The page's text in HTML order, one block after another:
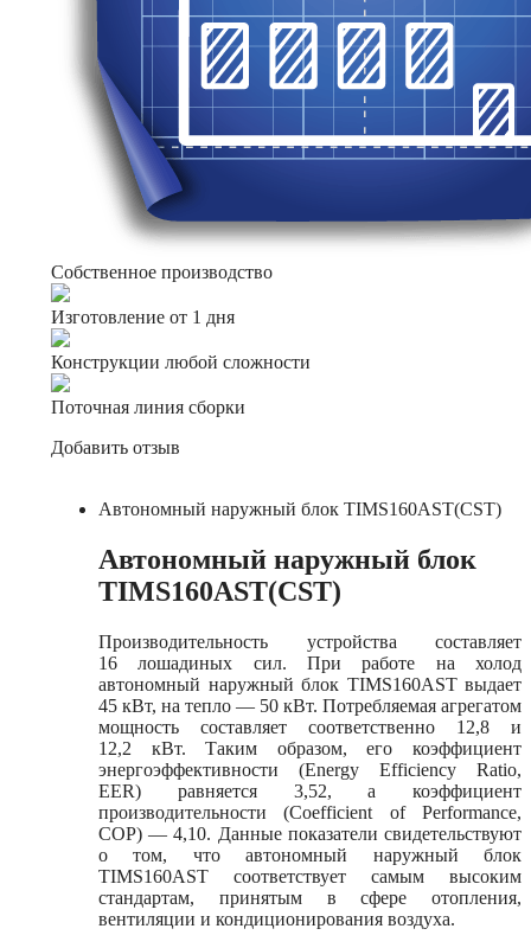
Собственное производство
Изготовление от 1 дня
Конструкции любой сложности
Поточная линия сборки
Добавить отзыв
Автономный наружный блок TIMS160AST(CST)
Автономный наружный блок
TIMS160AST(CST)
Производительность устройства составляет
16 лошадиных сил. При работе на холод
автономный наружный блок TIMS160AST выдает
45 кВт, на тепло — 50 кВт. Потребляемая агрегатом
мощность составляет соответственно 12,8 и
12,2 кВт. Таким образом, его коэффициент
энергоэффективности (Energy Efficiency Ratio,
EER) равняется 3,52, а коэффициент
производительности (Coefficient of Performance,
COP) — 4,10. Данные показатели свидетельствуют
о том, что автономный наружный блок
TIMS160AST соответствует самым высоким
стандартам, принятым в сфере отопления,
вентиляции и кондиционирования воздуха.